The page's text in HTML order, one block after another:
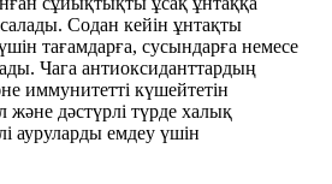
Содан кейін ұнтақты
тағамдарға, сусындарға немесе
Чага антиоксиданттардың
иммунитетті күшейтетін
және дәстүрлі түрде халық
ауруларды емдеу үшін